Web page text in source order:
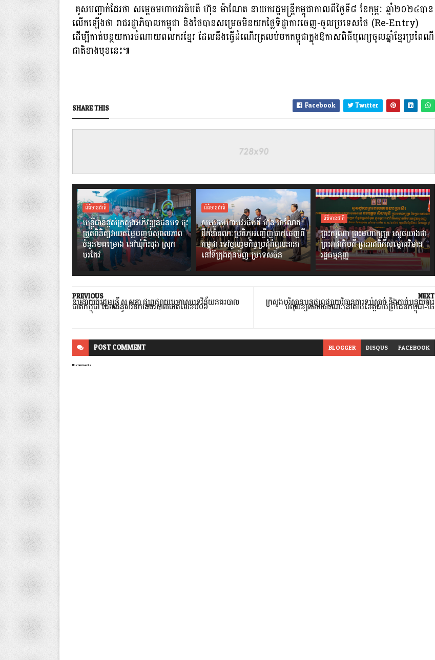
គូសបញ្ជាក់ដែរថា សម្តេចមហាបវរធិបតី ហ៊ុន ម៉ាណែត នាយករដ្ឋមន្រ្តីកម្ពុជាកាលពីថ្ងៃទី៨ ខែ​កុម្ភៈ ឆ្នាំ២០២៤បាន
លើកឡើងថា រាជរដ្ឋាភិបាលកម្ពុជា និងថៃ​បាន​សម្រេច​មិន​យក​ថ្លៃ​ទិដ្ឋាការ​ចេញ​-ចូល​ប្រទេសថៃ (Re-Entry)
ដើម្បីកាត់បន្ថយការចំណាយពលករខ្មែរ ដែលនឹងធ្វើ​ដំណើរ​ត្រលប់​មក​កម្ពុជាក្នុងឱកាសពិធីបុណ្យចូលឆ្នាំខ្មែរប្រពៃណី
ជាតិខាងមុខនេះ៕
SHARE THIS Facebook Twitter
ព័ត៌មានជាតិ
មន្ត្រីជាន់ខ្ពស់ក្រសួងអភិវឌ្ឍន៍ជនបទ ចុះ
ត្រួតពិនិត្យវាយតម្លៃបញ្ចប់សុពលភាព
ចំនួន២គម្រោង នៅឃុំកិះចុង ស្រុក
បរកែវ
ព័ត៌មានជាតិ
សម្តេចមហាបវរធិបតី ហ៊ុន ម៉ាណែត
ដឹកនាំគណៈប្រតិភូអញ្ជើញចាកចេញពី
កម្ពុជា ទៅចូលរួមកិច្ចប្រជុំកំពូលនានា
នៅទីក្រុងគុនមិញ ប្រទេសចិន
ព័ត៌មានជាតិ
ព្រះករុណា ព្រះមហាក្សត្រ ស្តេចយាងជា
ព្រះរាជាធិបតី ព្រះរាជពិធីសម្ពោធវិមាន
រដ្ឋធម្មនុញ្ញ
NEXT
ក្រសួងបរិស្ថានបន្តផ្សព្វផ្សាយវិធានការទប់ស្កាត់ និងកាត់បន្ថយការ
បំពុលខ្យល់សាធារណៈនៅតាមខេត្តជាប់ព្រំដែនកម្ពុជា-ថៃ
PREVIOUS
ឧបនាយករដ្ឋមន្ដ្រី ស សុខា ផ្សព្វផ្សាយប្រកាសបទវិន័យនគរបាល
ជាតិកម្ពុជា ដែលជំនួសវិន័យនគរបាលជាតិលេខ០០៦
POSTCOMMENT BLOGGER DISQUS FACEBOOK
No comments